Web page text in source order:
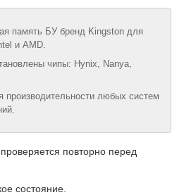
память БУ бренд Kingston для
и AMD.
чипы: Hynix, Nanya,
производительности любых систем
повторно перед
состояние.